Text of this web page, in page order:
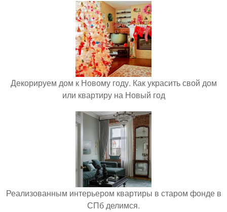
Декорируем дом к Новому году. Как украсить свой дом
или квартиру на Новый год
Реализованным интерьером квартиры в старом фонде в
СПб делимся.